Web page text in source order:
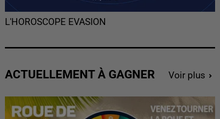
L'HOROSCOPE EVASION
ACTUELLEMENT À GAGNER Voir plus